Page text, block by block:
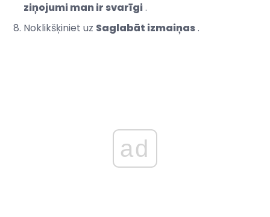
ziņojumi man ir svarīgi.
Noklikšķiniet uz Saglabāt izmaiņas.
ad